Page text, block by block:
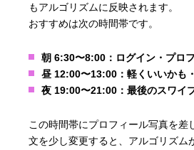
もアルゴリズムに反映されます。
おすすめは次の時間帯です。
朝 6:30〜8:00：ログイン・プロ
昼 12:00〜13:00：軽くいいかも
夜 19:00〜21:00：最後のスワイ
この時間帯にプロフィール写真を差
文を少し変更すると、アルゴリズム